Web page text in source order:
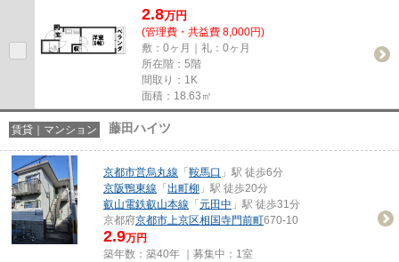
2.8万円
(管理費・共益費 8,000円)
敷：0ヶ月｜礼：0ヶ月
所在階：5階
間取り：1K
面積：18.63㎡
賃貸｜マンション 藤田ハイツ
京都市営烏丸線 「 鞍馬口 」駅 徒歩6分
京阪鴨東線 「 出町柳 」駅 徒歩20分
叡山電鉄叡山本線 「 元田中 」駅 徒歩31分
京都府京都市上京区相国寺門前町670-10
2.9万円
築年数：築40年 ｜募集中： 1室